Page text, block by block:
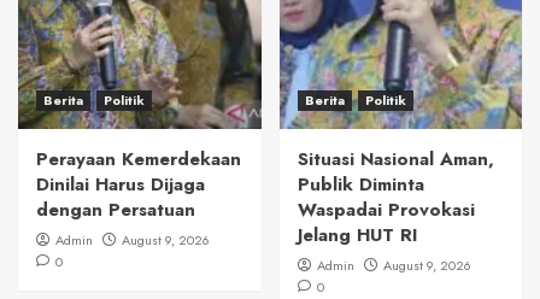
Berita Politik
Perayaan Kemerdekaan
Dinilai Harus Dijaga
dengan Persatuan
Admin
August 9, 2026
0
Berita Politik
Situasi Nasional Aman,
Publik Diminta
Waspadai Provokasi
Jelang HUT RI
Admin
August 9, 2026
0